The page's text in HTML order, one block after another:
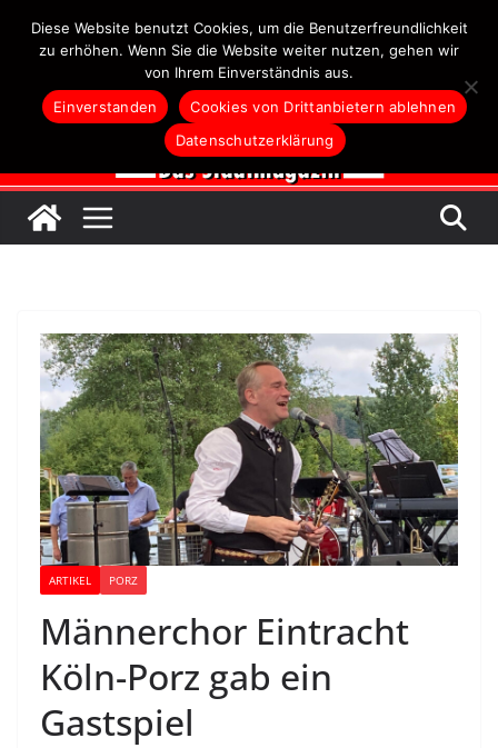
Inhalt
ARTIKEL PORZ
Männerchor Eintracht
Köln-Porz gab ein
Gastspiel
Diese Website benutzt Cookies, um die Benutzerfreundlichkeit
zu erhöhen. Wenn Sie die Website weiter nutzen, gehen wir
von Ihrem Einverständnis aus.
Einverstanden
Cookies von Drittanbietern ablehnen
Datenschutzerklärung